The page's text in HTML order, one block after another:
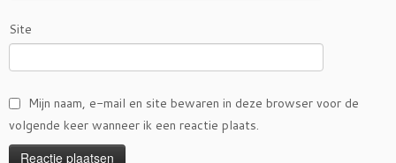
Site
Mijn naam, e-mail en site bewaren in deze browser voor de
volgende keer wanneer ik een reactie plaats.